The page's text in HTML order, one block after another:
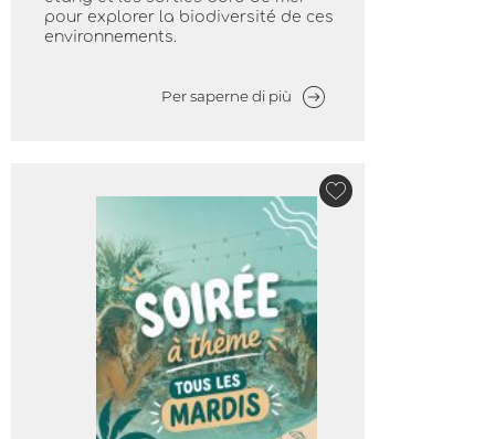
pour explorer la biodiversité de ces
environnements.
Per saperne di più